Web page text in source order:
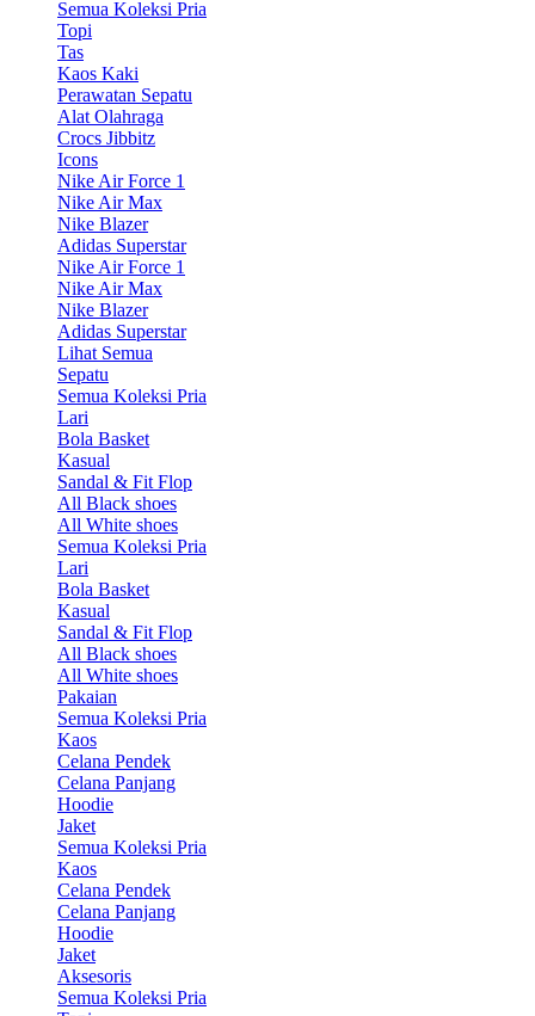
Semua Koleksi Pria
Topi
Tas
Kaos Kaki
Perawatan Sepatu
Alat Olahraga
Crocs Jibbitz
Icons
Nike Air Force 1
Nike Air Max
Nike Blazer
Adidas Superstar
Nike Air Force 1
Nike Air Max
Nike Blazer
Adidas Superstar
Lihat Semua
Sepatu
Semua Koleksi Pria
Lari
Bola Basket
Kasual
Sandal & Fit Flop
All Black shoes
All White shoes
Semua Koleksi Pria
Lari
Bola Basket
Kasual
Sandal & Fit Flop
All Black shoes
All White shoes
Pakaian
Semua Koleksi Pria
Kaos
Celana Pendek
Celana Panjang
Hoodie
Jaket
Semua Koleksi Pria
Kaos
Celana Pendek
Celana Panjang
Hoodie
Jaket
Aksesoris
Semua Koleksi Pria